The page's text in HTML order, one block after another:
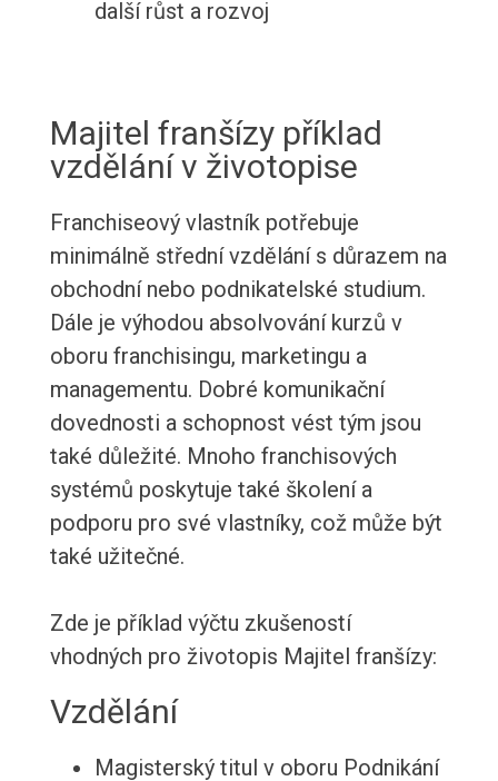
další růst a rozvoj
Majitel franšízy příklad
vzdělání v životopise
Franchiseový vlastník potřebuje
minimálně střední vzdělání s důrazem na
obchodní nebo podnikatelské studium.
Dále je výhodou absolvování kurzů v
oboru franchisingu, marketingu a
managementu. Dobré komunikační
dovednosti a schopnost vést tým jsou
také důležité. Mnoho franchisových
systémů poskytuje také školení a
podporu pro své vlastníky, což může být
také užitečné.
Zde je příklad výčtu zkušeností
vhodných pro životopis Majitel franšízy:
Vzdělání
Magisterský titul v oboru Podnikání